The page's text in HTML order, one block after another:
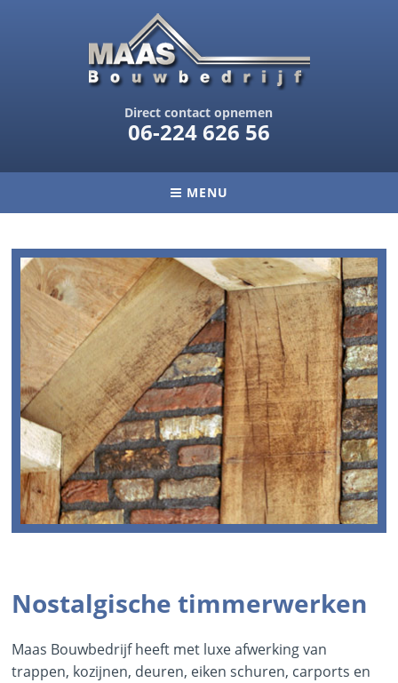
Direct contact opnemen
06-224 626 56
MENU
Nostalgische timmerwerken
Maas Bouwbedrijf heeft met luxe afwerking van
trappen, kozijnen, deuren, eiken schuren, carports en